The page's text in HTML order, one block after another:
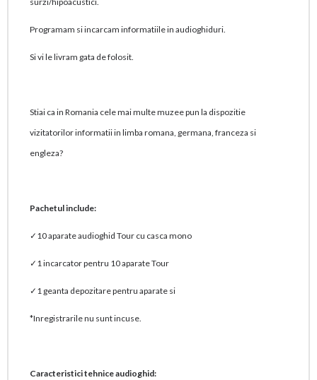
Programam si incarcam informatiile in audioghiduri.
Si vi le livram gata de folosit.
Stiai ca in Romania cele mai multe muzee pun la dispozitie
vizitatorilor informatii in limba romana, germana, franceza si
engleza?
Pachetul include:
✓10 aparate audioghid Tour cu casca mono
✓1 incarcator pentru 10 aparate Tour
✓1 geanta depozitare pentru aparate si
*Inregistrarile nu sunt incuse.
Caracteristici tehnice audioghid: